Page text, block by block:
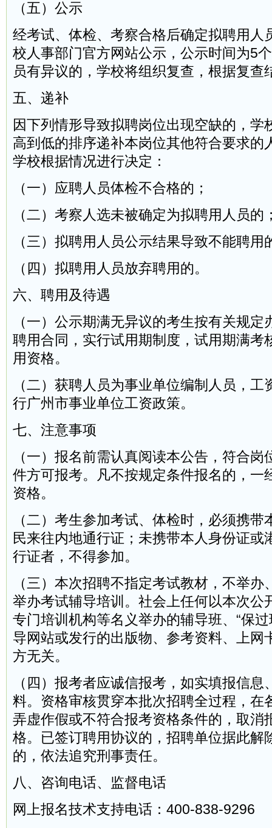
（五）公示
经考试、体检、考察合格后确定拟聘用人
校人事部门官方网站公示，公示时间为5
员有异议的，学校将组织复查，根据复查
五、递补
因下列情形导致拟聘岗位出现空缺的，学
高到低的排序递补本岗位其他符合要求的
学校根据情况进行决定：
（一）应聘人员体检不合格的；
（二）考察人选未被确定为拟聘用人员的
（三）拟聘用人员公示结果导致不能聘用
（四）拟聘用人员放弃聘用的。
六、聘用及待遇
（一）公示期满无异议的考生按有关规
聘用合同，实行试用期制度，试用期满考
用资格。
（二）获聘人员为事业单位编制人员，
行广州市事业单位工资政策。
七、注意事项
（一）报名前需认真阅读本公告，符合
件方可报考。凡不按规定条件报名的，一
资格。
（二）考生参加考试、体检时，必须携
民来往内地通行证；未携带本人身份证或
行证者，不得参加。
（三）本次招聘不指定考试教材，不举
举办考试辅导培训。社会上任何以本次公
专门培训机构等名义举办的辅导班、“保过
导网站或发行的出版物、参考资料、上网
方无关。
（四）报考者应诚信报考，如实填报信息
料。资格审核贯穿本批次招聘全过程，在
弄虚作假或不符合报考资格条件的，取消
格。已签订聘用协议的，招聘单位据此解
的，依法追究刑事责任。
八、咨询电话、监督电话
网上报名技术支持电话：400-838-9296